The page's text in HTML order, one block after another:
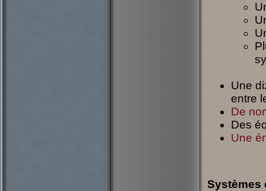
Une
entre
De
Des
Une
Systèmes